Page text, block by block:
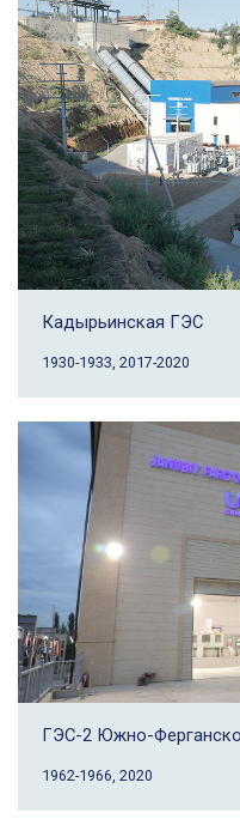
Кадырьинская ГЭС
1930-1933, 2017-2020
ГЭС-2 Южно-
1962-1966, 2020